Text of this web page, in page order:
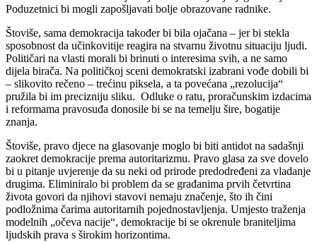
Poduzetnici bi mogli zapošljavati bolje obrazovane radnike.
Štoviše, sama demokracija također bi bila ojačana – jer bi stekla
sposobnost da učinkovitije reagira na stvarnu životnu situaciju ljudi.
Političari na vlasti morali bi brinuti o interesima svih, a ne samo
dijela birača. Na političkoj sceni demokratski izabrani vođe dobili bi
– slikovito rečeno – trećinu piksela, a ta povećana „rezolucija“
pružila bi im precizniju sliku. Odluke o ratu, proračunskim izdacima
i reformama pravosuđa donosile bi se na temelju šire, bogatije
znanja.
Štoviše, pravo djece na glasovanje moglo bi biti antidot na sadašnji
zaokret demokracije prema autoritarizmu. Pravo glasa za sve dovelo
bi u pitanje uvjerenje da su neki od prirode predodređeni za vladanje
drugima. Eliminiralo bi problem da se građanima prvih četvrtina
života govori da njihovi stavovi nemaju značenje, što ih čini
podložnima čarima autoritarnih pojednostavljenja. Umjesto traženja
modelnih „očeva nacije“, demokracije bi se okrenule braniteljima
ljudskih prava s širokim horizontima.